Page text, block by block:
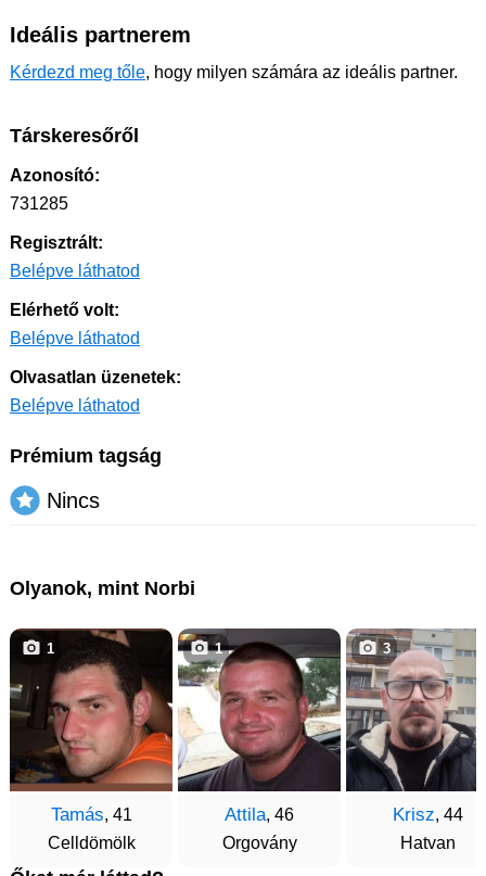
Ideális partnerem
Kérdezd meg tőle, hogy milyen számára az ideális partner.
Társkeresőről
Azonosító:
731285
Regisztrált:
Belépve láthatod
Elérhető volt:
Belépve láthatod
Olvasatlan üzenetek:
Belépve láthatod
Prémium tagság
Nincs
Olyanok, mint Norbi
Tamás, 41
Celldömölk
1
Attila, 46
Orgovány
1
Krisz, 44
Hatvan
3